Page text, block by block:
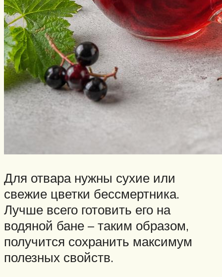
Для отвара нужны сухие или
свежие цветки бессмертника.
Лучше всего готовить его на
водяной бане – таким образом,
получится сохранить максимум
полезных свойств.